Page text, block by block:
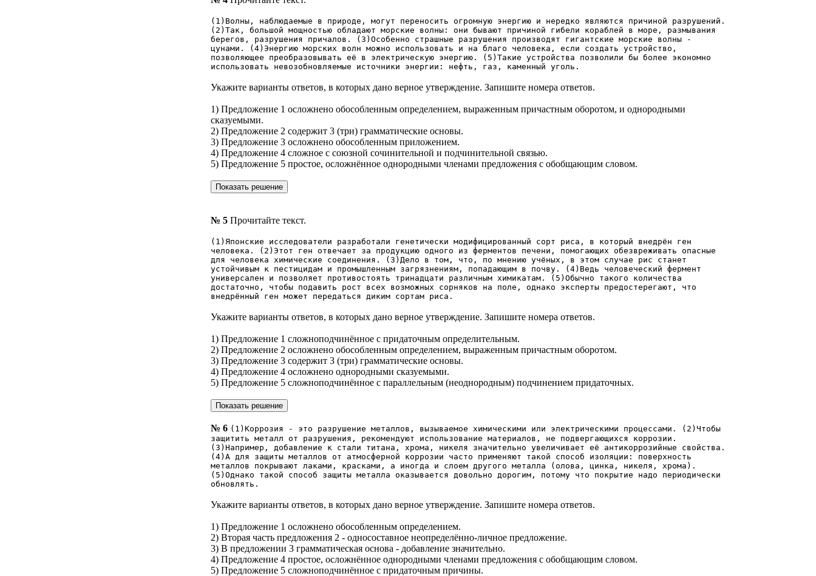
(1)Волны, наблюдаемые в природе, могут переносить огромную энергию и нередко являются причиной разрушений.
(2)Так, большой мощностью обладают морские волны: они бывают причиной гибели кораблей в море, размывания
берегов, разрушения причалов. (З)Особенно страшные разрушения производят гигантские морские волны -
цунами. (4)Энергию морских волн можно использовать и на благо человека, если создать устройство,
позволяющее преобразовывать её в электрическую энергию. (5)Такие устройства позволили бы более экономно
использовать невозобновляемые источники энергии: нефть, газ, каменный уголь.
Укажите варианты ответов, в которых дано верное утверждение. Запишите номера ответов.
1) Предложение 1 осложнено обособленным определением, выраженным причастным оборотом, и однородными
сказуемыми.
2) Предложение 2 содержит 3 (три) грамматические основы.
3) Предложение 3 осложнено обособленным приложением.
4) Предложение 4 сложное с союзной сочинительной и подчинительной связью.
5) Предложение 5 простое, осложнённое однородными членами предложения с обобщающим словом.
№ 5 Прочитайте текст.
(1)Японские исследователи разработали генетически модифицированный сорт риса, в который внедрён ген
человека. (2)Этот ген отвечает за продукцию одного из ферментов печени, помогающих обезвреживать опасные
для человека химические соединения. (З)Дело в том, что, по мнению учёных, в этом случае рис станет
устойчивым к пестицидам и промышленным загрязнениям, попадающим в почву. (4)Ведь человеческий фермент
универсален и позволяет противостоять тринадцати различным химикатам. (5)Обычно такого количества
достаточно, чтобы подавить рост всех возможных сорняков на поле, однако эксперты предостерегают, что
внедрённый ген может передаться диким сортам риса.
Укажите варианты ответов, в которых дано верное утверждение. Запишите номера ответов.
1) Предложение 1 сложноподчинённое с придаточным определительным.
2) Предложение 2 осложнено обособленным определением, выраженным причастным оборотом.
3) Предложение 3 содержит 3 (три) грамматические основы.
4) Предложение 4 осложнено однородными сказуемыми.
5) Предложение 5 сложноподчинённое с параллельным (неоднородным) подчинением придаточных.
№ 6 (1)Коррозия - это разрушение металлов, вызываемое химическими или электрическими процессами. (2)Чтобы
защитить металл от разрушения, рекомендуют использование материалов, не подвергающихся коррозии.
(З)Например, добавление к стали титана, хрома, никеля значительно увеличивает её антикоррозийные свойства.
(4)А для защиты металлов от атмосферной коррозии часто применяют такой способ изоляции: поверхность
металлов покрывают лаками, красками, а иногда и слоем другого металла (олова, цинка, никеля, хрома).
(5)Однако такой способ защиты металла оказывается довольно дорогим, потому что покрытие надо периодически
обновлять.
Укажите варианты ответов, в которых дано верное утверждение. Запишите номера ответов.
1) Предложение 1 осложнено обособленным определением.
2) Вторая часть предложения 2 - односоставное неопределённо-личное предложение.
3) В предложении 3 грамматическая основа - добавление значительно.
4) Предложение 4 простое, осложнённое однородными членами предложения с обобщающим словом.
5) Предложение 5 сложноподчинённое с придаточным причины.